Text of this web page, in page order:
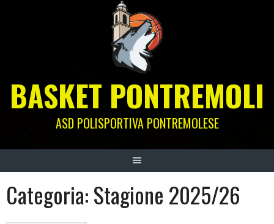
BASKET PONTREMOLI
ASD POLISPORTIVA PONTREMOLESE
Categoria:Stagione 2025/26